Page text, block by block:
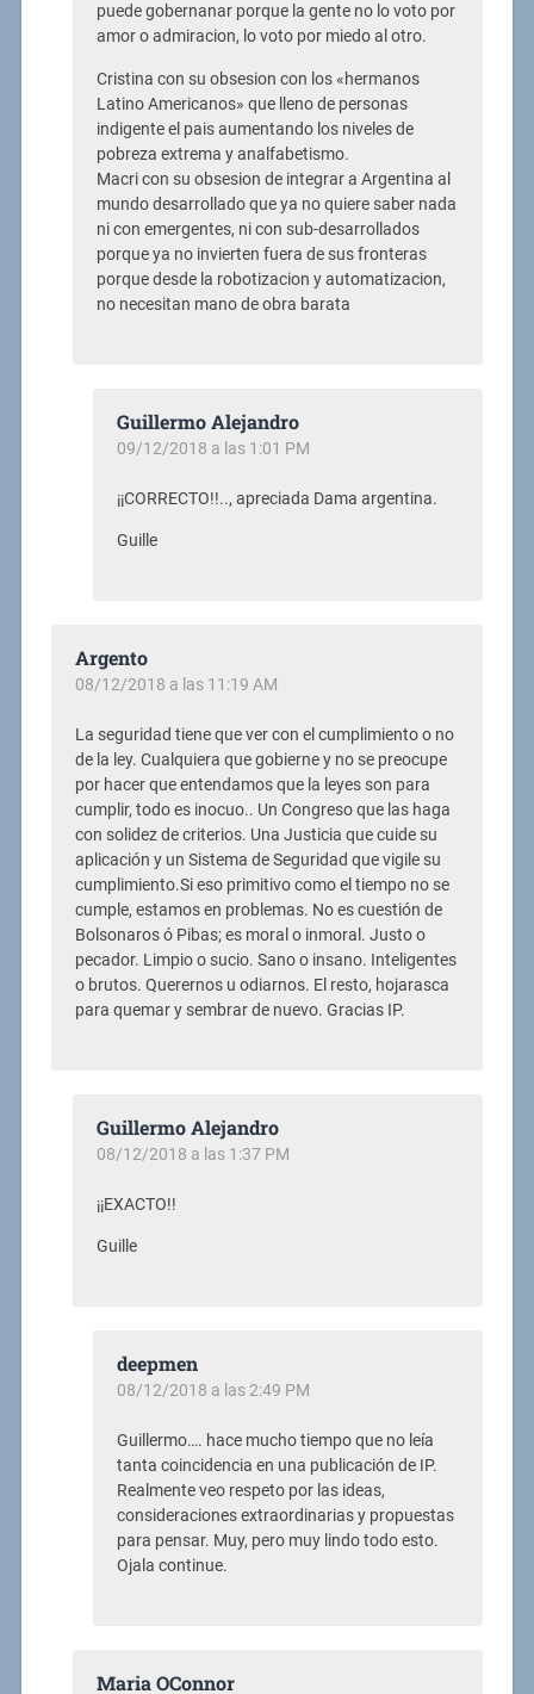
puede gobernanar porque la gente no lo voto por
amor o admiracion, lo voto por miedo al otro.
Cristina con su obsesion con los «hermanos
Latino Americanos» que lleno de personas
indigente el pais aumentando los niveles de
pobreza extrema y analfabetismo.
Macri con su obsesion de integrar a Argentina al
mundo desarrollado que ya no quiere saber nada
ni con emergentes, ni con sub-desarrollados
porque ya no invierten fuera de sus fronteras
porque desde la robotizacion y automatizacion,
no necesitan mano de obra barata
Guillermo Alejandro
09/12/2018 a las 1:01 PM
¡¡CORRECTO!!.., apreciada Dama argentina.
Guille
Argento
08/12/2018 a las 11:19 AM
La seguridad tiene que ver con el cumplimiento o no
de la ley. Cualquiera que gobierne y no se preocupe
por hacer que entendamos que la leyes son para
cumplir, todo es inocuo.. Un Congreso que las haga
con solidez de criterios. Una Justicia que cuide su
aplicación y un Sistema de Seguridad que vigile su
cumplimiento.Si eso primitivo como el tiempo no se
cumple, estamos en problemas. No es cuestión de
Bolsonaros ó Pibas; es moral o inmoral. Justo o
pecador. Limpio o sucio. Sano o insano. Inteligentes
o brutos. Querernos u odiarnos. El resto, hojarasca
para quemar y sembrar de nuevo. Gracias IP.
Guillermo Alejandro
08/12/2018 a las 1:37 PM
¡¡EXACTO!!
Guille
deepmen
08/12/2018 a las 2:49 PM
Guillermo…. hace mucho tiempo que no leía
tanta coincidencia en una publicación de IP.
Realmente veo respeto por las ideas,
consideraciones extraordinarias y propuestas
para pensar. Muy, pero muy lindo todo esto.
Ojala continue.
Maria OConnor